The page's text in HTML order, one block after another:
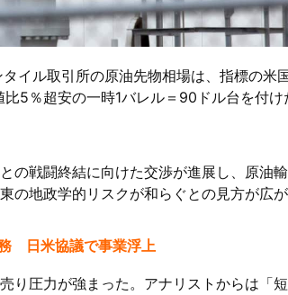
イル取引所の原油先物相場は、指標の米
比5％超安の一時1バレル＝90ドル台を付
の戦闘終結に向けた交渉が進展し、原油
の地政学的リスクが和らぐとの見方が広が
日米協議で事業浮上
り圧力が強まった。アナリストからは「